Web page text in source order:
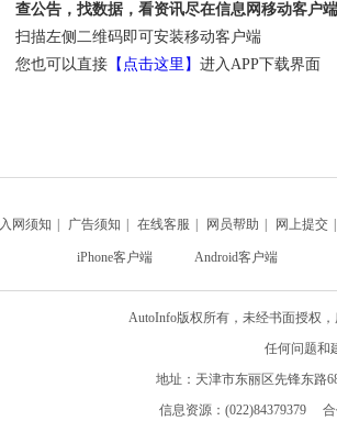
查公告，找数据，看资讯尽在信息网移动客户端
扫描左侧二维码即可安装移动客户端
您也可以直接【点击这里】 进入APP下载界面
入网须知 广告须知 在线客服 网员帮助 网上提交
iPhone客户端 Android客户端
AutoInfo版权所有，未经书面授权
任何问题和
地址：天津市东丽区先锋东
信息资源：(022)84379379